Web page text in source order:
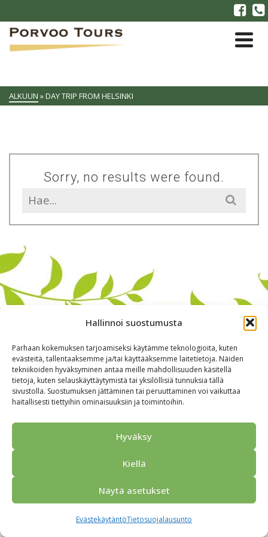
Hallinnoi suostumusta
Parhaan kokemuksen tarjoamiseksi käytämme teknologioita, kuten
evästeitä, tallentaaksemme ja/tai käyttääksemme laitetietoja. Näiden
tekniikoiden hyväksyminen antaa meille mahdollisuuden käsitellä
tietoja, kuten selauskäyttäytymistä tai yksilöllisiä tunnuksia tällä
sivustolla. Suostumuksen jättäminen tai peruuttaminen voi vaikuttaa
haitallisesti tiettyihin ominaisuuksiin ja toimintoihin.
Hyväksy
Kiellä
Näytä asetukset
EvästekäytäntöTietosuojalausunto
ALKUUN »DAY TRIP FROM HELSINKI
Sorry, no results were found.
Search
for:
Alkuun Ryhmille Kokous & Ohjelmat
Yhteistyökumppanit
Tarjouspyyntö
Anna palautetta
Tietosuojaseloste
© 2026 Porvoo Tours - matkanjärjestäjä / FPW